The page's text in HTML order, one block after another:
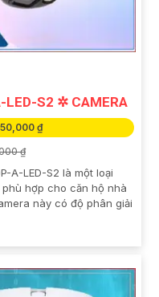
LED-S2 ✲ CAMERA
₫
₫
A-LED-S2 là một loại
hợp cho căn hộ nhà
này có độ phân giải